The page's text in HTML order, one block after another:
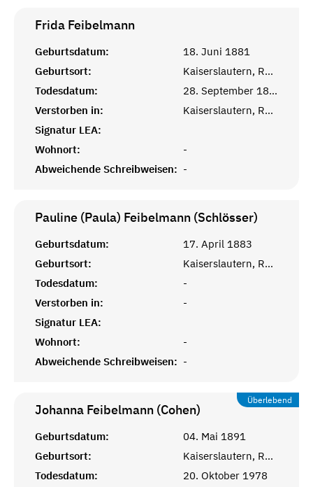
Frida Feibelmann
Geburtsdatum:
18. Juni 1881
Geburtsort:
Kaiserslautern, Rheinprovinz
Todesdatum:
28. September 1885
Verstorben in:
Kaiserslautern, Rheinprovinz
Signatur LEA:
Wohnort:
-
Abweichende Schreibweisen: -
Pauline (Paula) Feibelmann (Schlösser)
Geburtsdatum:
17. April 1883
Geburtsort:
Kaiserslautern, Rheinprovinz
Todesdatum:
-
Verstorben in:
-
Signatur LEA:
Wohnort:
-
Abweichende Schreibweisen: -
Überlebend
Johanna Feibelmann (Cohen)
Geburtsdatum:
04. Mai 1891
Geburtsort:
Kaiserslautern, Rheinprovinz
Todesdatum:
20. Oktober 1978